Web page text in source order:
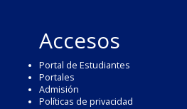
Accesos
Portal de Estudiantes
Portales
Admisión
Políticas de privacidad